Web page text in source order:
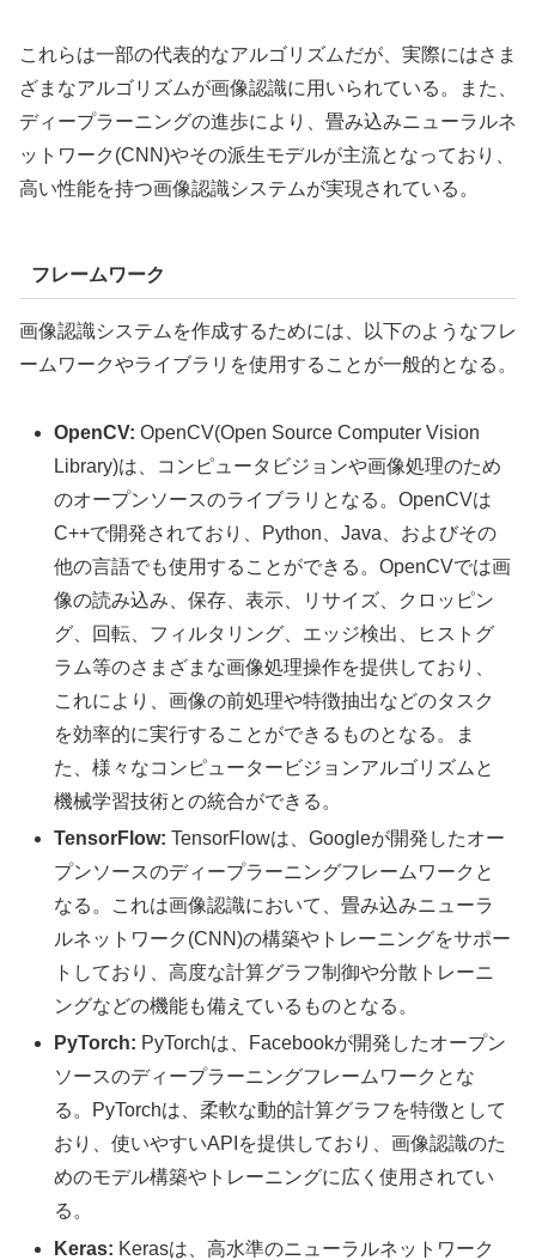
これらは一部の代表的なアルゴリズムだが、実際にはさま
ざまなアルゴリズムが画像認識に用いられている。また、
ディープラーニングの進歩により、畳み込みニューラルネ
ットワーク(CNN)やその派生モデルが主流となっており、
高い性能を持つ画像認識システムが実現されている。
フレームワーク
画像認識システムを作成するためには、以下のようなフレ
ームワークやライブラリを使用することが一般的となる。
OpenCV: OpenCV(Open Source Computer Vision
Library)は、コンピュータビジョンや画像処理のため
のオープンソースのライブラリとなる。OpenCVは
C++で開発されており、Python、Java、およびその
他の言語でも使用することができる。OpenCVでは画
像の読み込み、保存、表示、リサイズ、クロッピン
グ、回転、フィルタリング、エッジ検出、ヒストグ
ラム等のさまざまな画像処理操作を提供しており、
これにより、画像の前処理や特徴抽出などのタスク
を効率的に実行することができるものとなる。ま
た、様々なコンピュータービジョンアルゴリズムと
機械学習技術との統合ができる。
TensorFlow: TensorFlowは、Googleが開発したオー
プンソースのディープラーニングフレームワークと
なる。これは画像認識において、畳み込みニューラ
ルネットワーク(CNN)の構築やトレーニングをサポー
トしており、高度な計算グラフ制御や分散トレーニ
ングなどの機能も備えているものとなる。
PyTorch: PyTorchは、Facebookが開発したオープン
ソースのディープラーニングフレームワークとな
る。PyTorchは、柔軟な動的計算グラフを特徴として
おり、使いやすいAPIを提供しており、画像認識のた
めのモデル構築やトレーニングに広く使用されてい
る。
Keras: Kerasは、高水準のニューラルネットワーク